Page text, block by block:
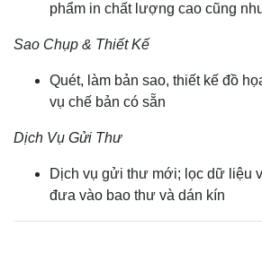
phẩm in chất lượng cao cũng
Sao Chụp & Thiết Kế
Quét, làm bản sao, thiết kế đồ
vụ chế bản có sẵn
Dịch Vụ Gửi Thư
Dịch vụ gửi thư mới; lọc dữ liệu
đưa vào bao thư và dán kín